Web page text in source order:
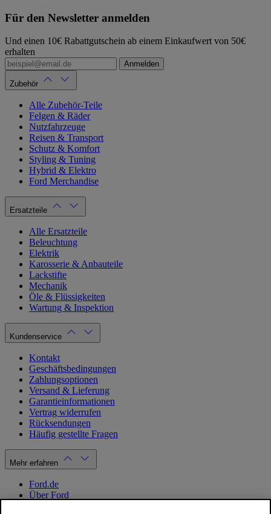
Für den Newsletter anmelden
Und einen 10€ Rabattgutschein ab einem Einkaufwert von 50€
erhalten
Anmelden
Zubehör
Alle Zubehör-Teile
Felgen & Räder
Nutzfahrzeuge
Reisen & Transport
Schutz & Komfort
Styling & Tuning
Hybrid & Elektro
Ford Merchandise
Ersatzteile
Alle Ersatzteile
Beleuchtung
Elektrik
Karosserie & Anbauteile
Lackstifte
Mechanik
Öle & Flüssigkeiten
Wartung & Inspektion
Kundenservice
Kontakt
Geschäftsbedingungen
Zahlungsoptionen
Versand & Lieferung
Garantieinformationen
Vertrag widerrufen
Rücksendungen
Häufig gestellte Fragen
Mehr erfahren
Ford.de
Über Ford